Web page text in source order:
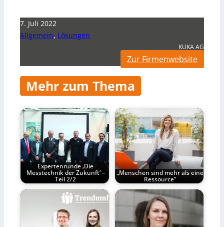
7. Juli 2022
Allgemein, Lösungen
KUKA AG
Zur Firmenwebsite
Mehr zum Thema
Expertenrunde ‚Die
Messtechnik der Zukunft‘ –
Teil 2/2
„Menschen sind mehr als eine
Ressource“